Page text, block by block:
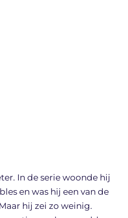
In de serie woonde hij
en was hij een van de
hij zei zo weinig.